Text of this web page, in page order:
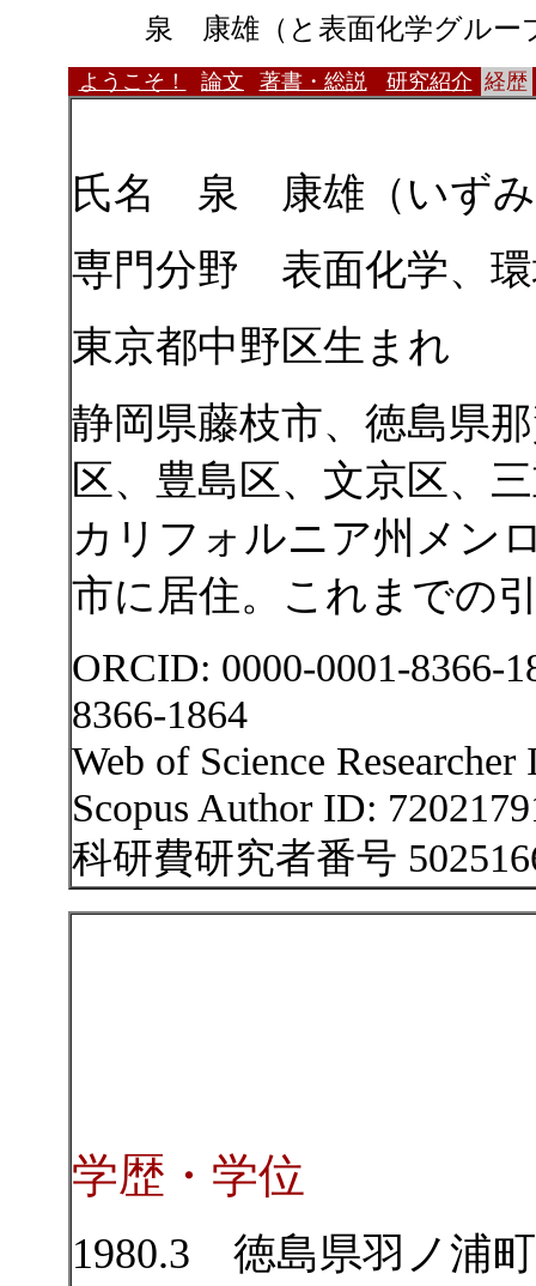
泉 康雄（と表面化学グルー
ようこそ！ 論文 著書・総説 研究紹介 経歴
氏名 泉 康雄（いずみ
専門分野 表面化学、
東京都中野区生まれ
静岡県藤枝市、徳島県
区、豊島区、文京区、
カリフォルニア州メン
市に居住。これまでの
ORCID: 0000-0001-8366-
8366-1864
Web of Science
Scopus Author ID:
科研費研究者番号
学歴・学位
1980.3 徳島県羽ノ浦